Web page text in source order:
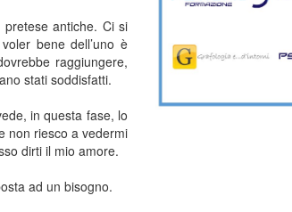
antiche. Ci si
bene dell’uno è
raggiungere,
stati soddisfatti.
in questa fase, lo
non riesco a vedermi
dirti il mio amore.
ad un bisogno.